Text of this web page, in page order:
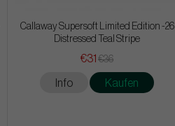
Callaway Supersoft Limited Edition -26
Distressed Teal Stripe
€31 €36
Info Kaufen